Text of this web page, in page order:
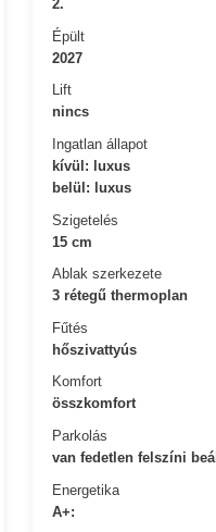
2.
Épült
2027
Lift
nincs
Ingatlan állapot
kívül: luxus
belül: luxus
Szigetelés
15 cm
Ablak szerkezete
3 rétegű thermoplan
Fűtés
hőszivattyús
Komfort
összkomfort
Parkolás
van fedetlen felszíni
Energetika
A+: